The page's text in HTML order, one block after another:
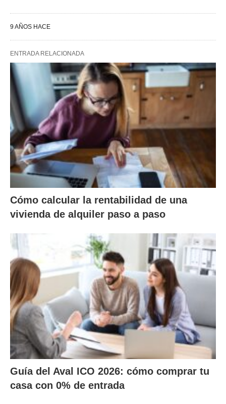
9 AÑOS HACE
ENTRADA RELACIONADA
Cómo calcular la rentabilidad de una
vivienda de alquiler paso a paso
Guía del Aval ICO 2026: cómo comprar tu
casa con 0% de entrada